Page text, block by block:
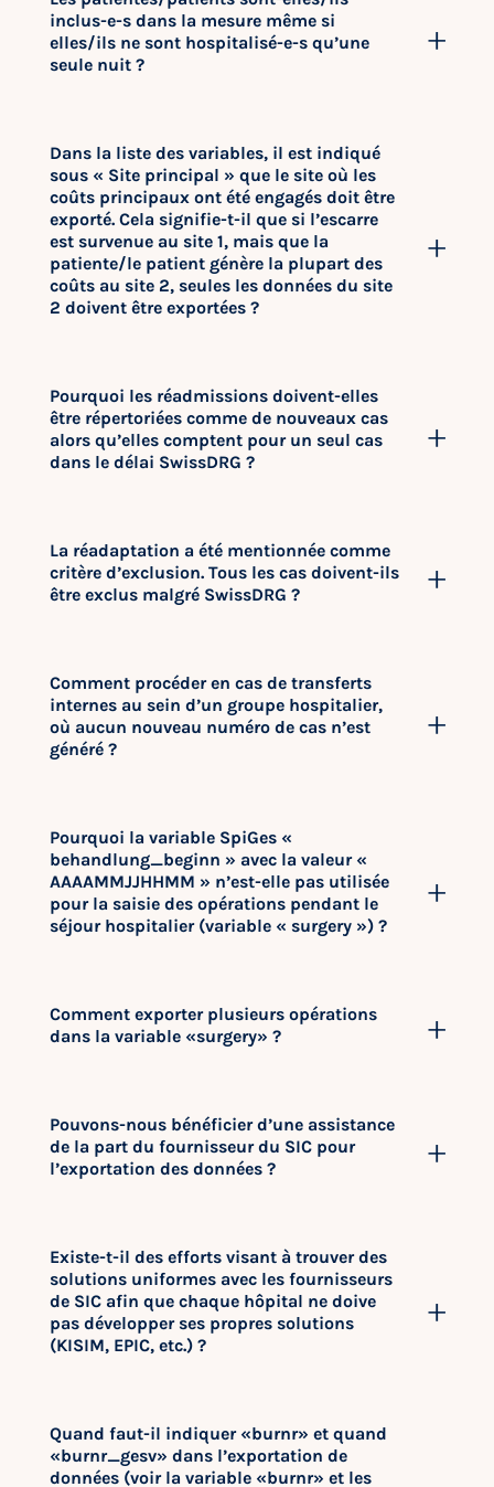
inclus-e-s dans la mesure même si
elles/ils ne sont hospitalisé-e-s qu’une
seule nuit ?
Dans la liste des variables, il est indiqué
sous « Site principal » que le site où les
coûts principaux ont été engagés doit être
exporté. Cela signifie-t-il que si l’escarre
est survenue au site 1, mais que la
patiente/le patient génère la plupart des
coûts au site 2, seules les données du site
2 doivent être exportées ?
Pourquoi les réadmissions doivent-elles
être répertoriées comme de nouveaux cas
alors qu’elles comptent pour un seul cas
dans le délai SwissDRG ?
La réadaptation a été mentionnée comme
critère d’exclusion. Tous les cas doivent-ils
être exclus malgré SwissDRG ?
Comment procéder en cas de transferts
internes au sein d’un groupe hospitalier,
où aucun nouveau numéro de cas n’est
généré ?
Pourquoi la variable SpiGes «
behandlung_beginn » avec la valeur «
AAAAMMJJHHMM » n’est-elle pas utilisée
pour la saisie des opérations pendant le
séjour hospitalier (variable « surgery ») ?
Comment exporter plusieurs opérations
dans la variable «surgery» ?
Pouvons-nous bénéficier d’une assistance
de la part du fournisseur du SIC pour
l’exportation des données ?
Existe-t-il des efforts visant à trouver des
solutions uniformes avec les fournisseurs
de SIC afin que chaque hôpital ne doive
pas développer ses propres solutions
(KISIM, EPIC, etc.) ?
Quand faut-il indiquer «burnr» et quand
«burnr_gesv» dans l’exportation de
données (voir la variable «burnr» et les